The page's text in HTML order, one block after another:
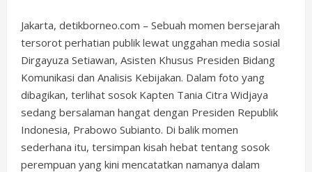
Jakarta, detikborneo.com – Sebuah momen bersejarah
tersorot perhatian publik lewat unggahan media sosial
Dirgayuza Setiawan, Asisten Khusus Presiden Bidang
Komunikasi dan Analisis Kebijakan. Dalam foto yang
dibagikan, terlihat sosok Kapten Tania Citra Widjaya
sedang bersalaman hangat dengan Presiden Republik
Indonesia, Prabowo Subianto. Di balik momen
sederhana itu, tersimpan kisah hebat tentang sosok
perempuan yang kini mencatatkan namanya dalam